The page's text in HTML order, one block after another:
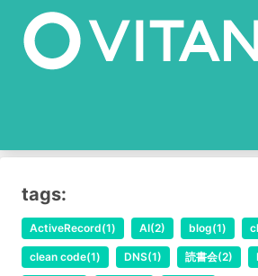
tags:
ActiveRecord(1) AI(2) blog(1)
clean code(1) DNS(1) 読書会(2)